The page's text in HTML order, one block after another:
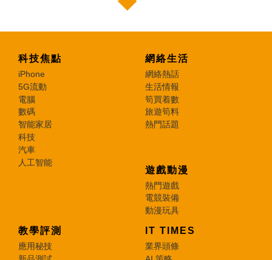
科技焦點
iPhone
5G流動
電腦
數碼
智能家居
科技
汽車
人工智能
網絡生活
網絡熱話
生活情報
筍買着數
旅遊筍料
熱門話題
遊戲動漫
熱門遊戲
電競裝備
動漫玩具
教學評測
應用秘技
IT TIMES
業界頭條